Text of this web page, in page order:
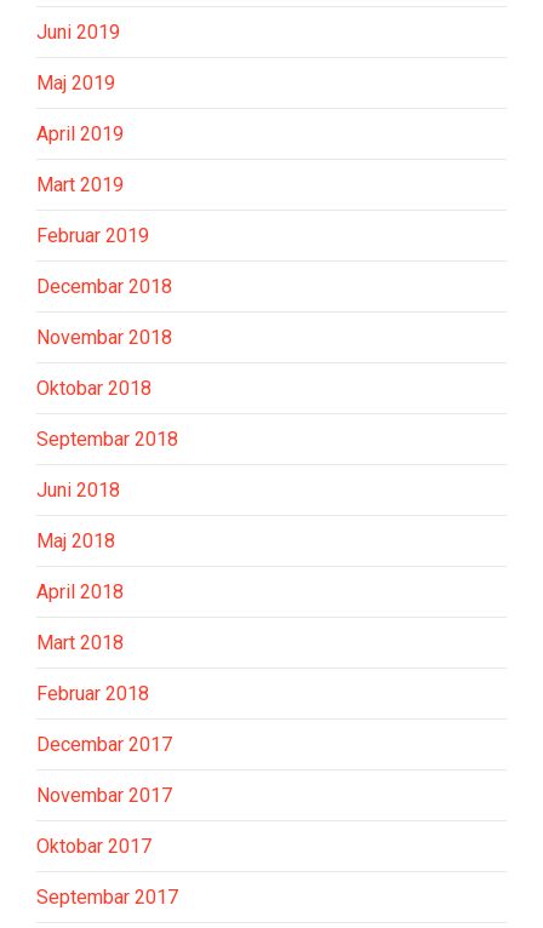
Juni 2019
Maj 2019
April 2019
Mart 2019
Februar 2019
Decembar 2018
Novembar 2018
Oktobar 2018
Septembar 2018
Juni 2018
Maj 2018
April 2018
Mart 2018
Februar 2018
Decembar 2017
Novembar 2017
Oktobar 2017
Septembar 2017